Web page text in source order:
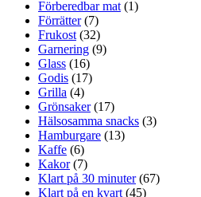
Förberedbar mat (1)
Förrätter(7)
Frukost (32)
Garnering (9)
Glass (16)
Godis (17)
Grilla (4)
Grönsaker(17)
Hälsosamma snacks (3)
Hamburgare (13)
Kaffe (6)
Kakor(7)
Klart på 30 minuter(67)
Klart på en kvart (45)